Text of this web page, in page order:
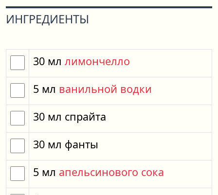
ИНГРЕДИЕНТЫ
30 мл лимончелло
5 мл ванильной водки
30 мл спрайта
30 мл фанты
5 мл апельсинового сока